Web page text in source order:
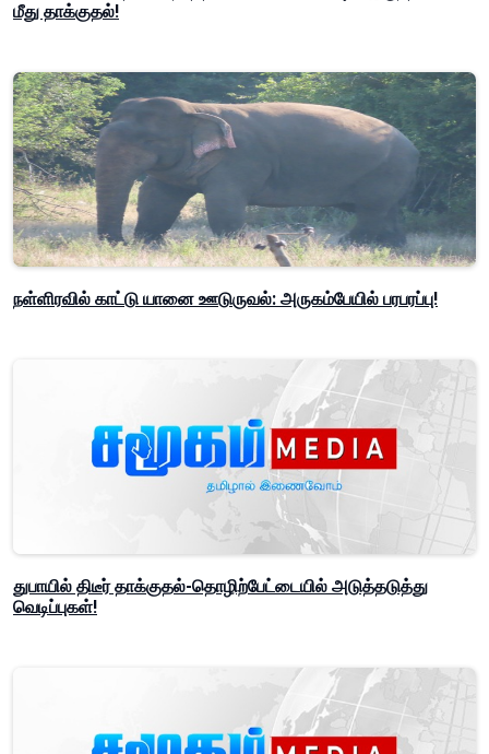
மீது தாக்குதல்!
நள்ளிரவில் காட்டு யானை ஊடுருவல்: அருகம்பேயில் பரபரப்பு!
துபாயில் திடீர் தாக்குதல்-தொழிற்பேட்டையில் அடுத்தடுத்து
வெடிப்புகள்!